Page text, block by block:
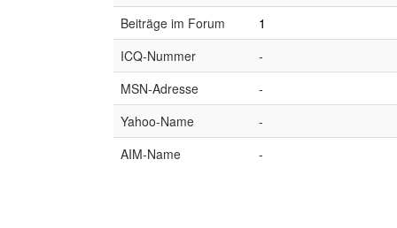
Beiträge im Forum
1
ICQ-Nummer
-
MSN-Adresse
-
Yahoo-Name
-
AIM-Name
-